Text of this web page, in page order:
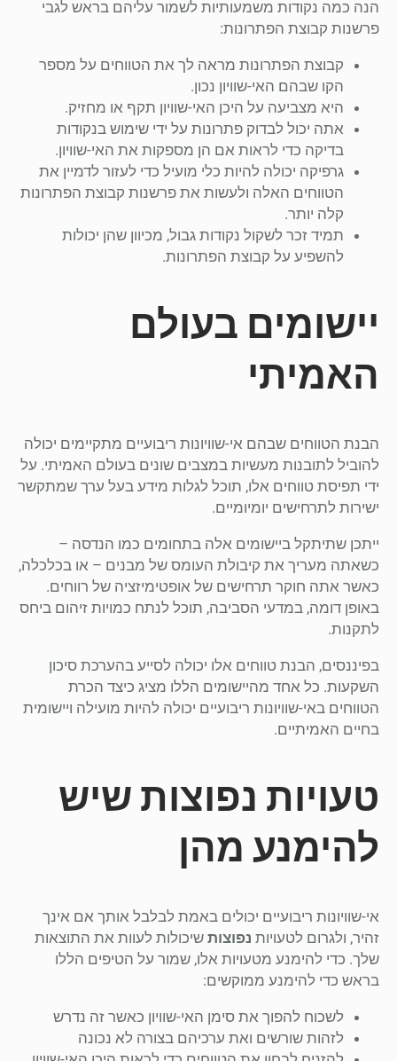
הנה כמה נקודות משמעותיות לשמור עליהם בראש לגבי
פרשנות קבוצת הפתרונות:
קבוצת הפתרונות מראה לך את הטווחים על מספר
הקו שבהם האי-שוויון נכון.
היא מצביעה על היכן האי-שוויון תקף או מחזיק.
אתה יכול לבדוק פתרונות על ידי שימוש בנקודות
בדיקה כדי לראות אם הן מספקות את האי-שוויון.
גרפיקה יכולה להיות כלי מועיל כדי לעזור לדמיין את
הטווחים האלה ולעשות את פרשנות קבוצת הפתרונות
קלה יותר.
תמיד זכר לשקול נקודות גבול, מכיוון שהן יכולות
להשפיע על קבוצת הפתרונות.
יישומים בעולם
האמיתי
הבנת הטווחים שבהם אי-שוויונות ריבועיים מתקיימים יכולה
להוביל לתובנות מעשיות במצבים שונים בעולם האמיתי. על
ידי תפיסת טווחים אלו, תוכל לגלות מידע בעל ערך שמתקשר
ישירות לתרחישים יומיומיים.
ייתכן שתיתקל ביישומים אלה בתחומים כמו הנדסה –
כשאתה מעריך את קיבולת העומס של מבנים – או בכלכלה,
כאשר אתה חוקר תרחישים של אופטימיזציה של רווחים.
באופן דומה, במדעי הסביבה, תוכל לנתח כמויות זיהום ביחס
לתקנות.
בפיננסים, הבנת טווחים אלו יכולה לסייע בהערכת סיכון
השקעות. כל אחד מהיישומים הללו מציג כיצד הכרת
הטווחים באי-שוויונות ריבועיים יכולה להיות מועילה ויישומית
בחיים האמיתיים.
טעויות נפוצות שיש
להימנע מהן
אי-שוויונות ריבועיים יכולים באמת לבלבל אותך אם אינך
זהיר, ולגרום לטעויות נפוצות שיכולות לעוות את התוצאות
שלך. כדי להימנע מטעויות אלו, שמור על הטיפים הללו
בראש כדי להימנע ממוקשים:
לשכוח להפוך את סימן האי-שוויון כאשר זה נדרש
לזהות שורשים ואת ערכיהם בצורה לא נכונה